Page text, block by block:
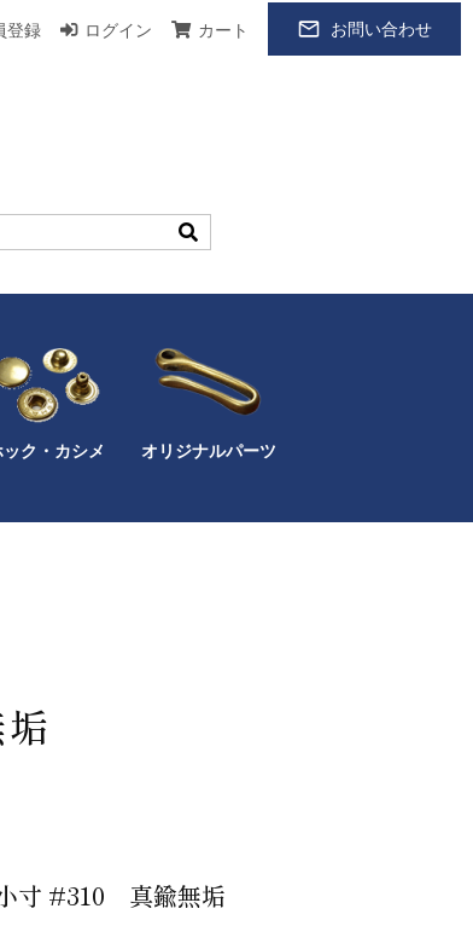
登録 ログイン カート お問い合わせ
ック・カシメ オリジナルパーツ
寸 #310 真鍮無垢